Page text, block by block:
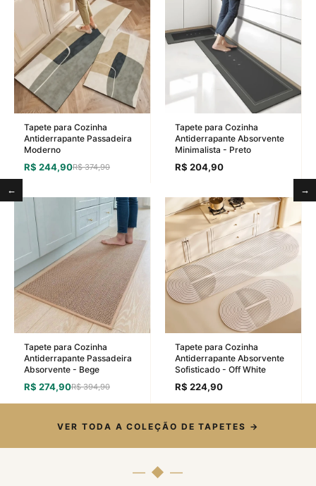
← →
Tapete para Cozinha
Antiderrapante Passadeira
Moderno
R$ 244,90R$ 374,90
Tapete para Cozinha
Antiderrapante Passadeira
Absorvente - Bege
R$ 274,90R$ 394,90
Tapete para Cozinha
Antiderrapante Absorvente
Minimalista - Preto
R$ 204,90
Tapete para Cozinha
Antiderrapante Absorvente
Sofisticado - Off White
R$ 224,90
VER TODA A COLEÇÃO DE TAPETES →
— ◆ —